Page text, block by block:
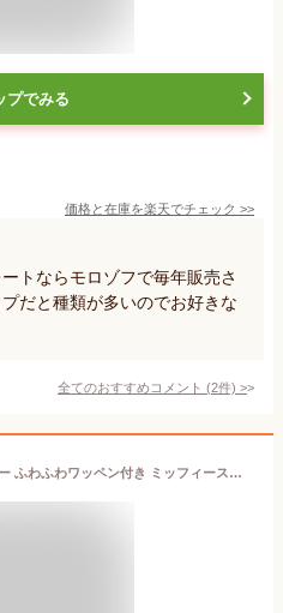
プでみる
価格と在庫を楽天でチェック >>
トならモロゾフで毎年販売さ
だと種類が多いのでお好きな
全てのおすすめコメント (2件) >
【2026】モロゾフ ミッフィー ふわふわワッペン付き ミッフィースイートホーム 11個入 ショップ袋付き ホワイトデー チョコレート ギフト チョコ お菓子